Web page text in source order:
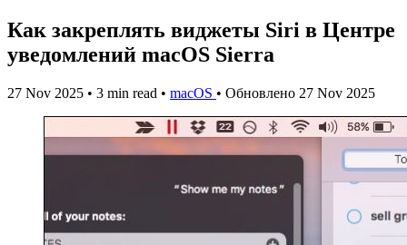
Как закреплять виджеты Siri в Центре
уведомлений macOS Sierra
27 Nov 2025 • 3 min read • macOS • Обновлено 27 Nov 2025